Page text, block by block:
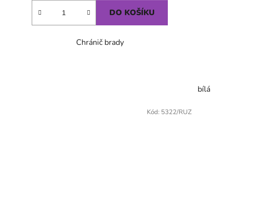
DO KOŠÍKU
Chránič brady
bílá
Kód: 5322/RUZ